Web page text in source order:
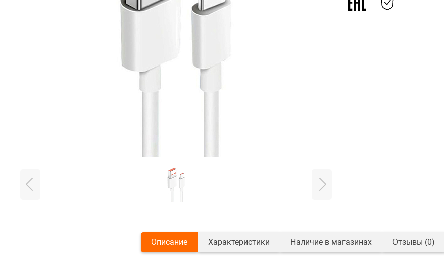
Описание Характеристики Наличие в магазинах Отзывы (0)